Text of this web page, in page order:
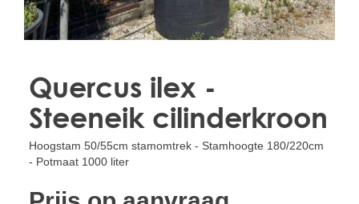
Quercus ilex -
Steeneik cilinderkroon
Hoogstam 50/55cm stamomtrek - Stamhoogte 180/220cm
- Potmaat 1000 liter